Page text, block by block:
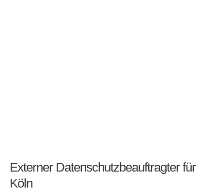
Externer Datenschutzbeauftragter für
Köln